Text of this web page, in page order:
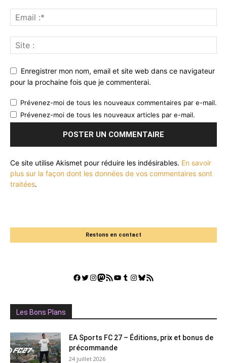
Enregistrer mon nom, email et site web dans ce navigateur
pour la prochaine fois que je commenterai.
Prévenez-moi de tous les nouveaux commentaires par e-mail.
Prévenez-moi de tous les nouveaux articles par e-mail.
Ce site utilise Akismet pour réduire les indésirables. En savoir
plus sur la façon dont les données de vos commentaires sont
traitées.
Restons en contact
Facebook
Twitter
Instagram
Mastodon
Flux RSSYouTube
Tumblr
Instagram
Bluesky
GestGame
Les Bons Plans
EA Sports FC 27 – Éditions, prix et bonus de
précommande
24 juillet 2026